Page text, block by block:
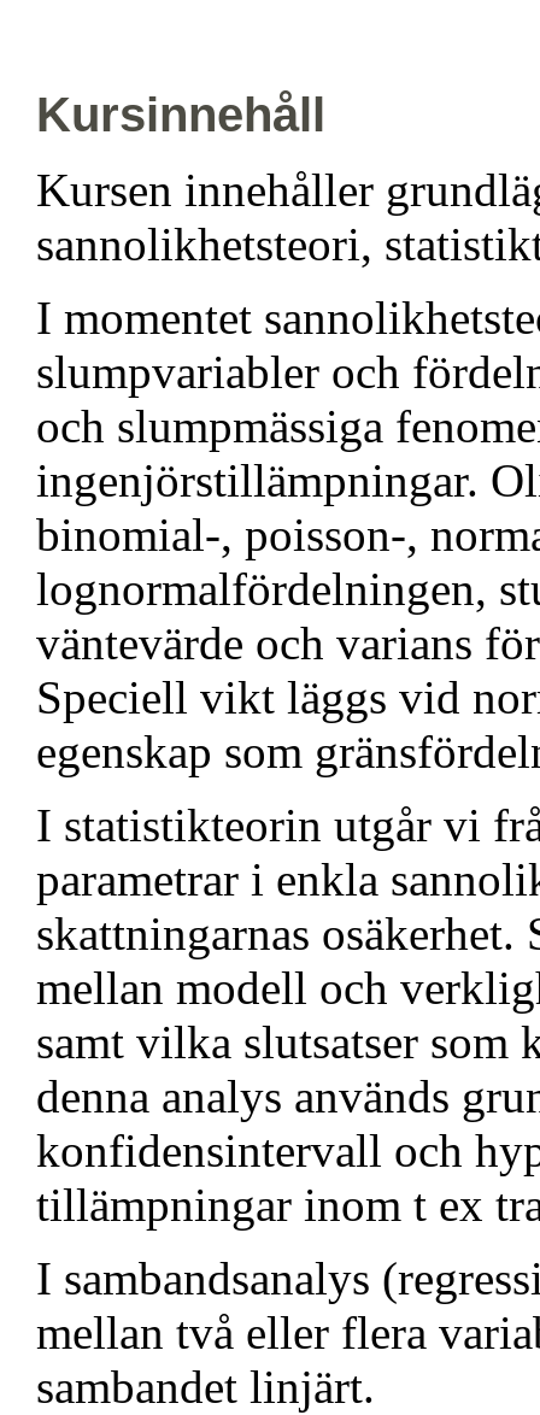
Kursinnehåll
Kursen innehåller
sannolikhetsteori,
I momentet
slumpvariabler och
och slumpmässiga
ingenjörstillämpningar.
binomial-, poisson-,
lognormalfördelningen,
väntevärde och varians
Speciell vikt läggs vid
egenskap som
I statistikteorin utgår vi
parametrar i enkla
skattningarnas
mellan modell och
samt vilka slutsatser som
denna analys används
konfidensintervall och
tillämpningar inom t ex
I sambandsanalys
mellan två eller flera
sambandet linjärt.